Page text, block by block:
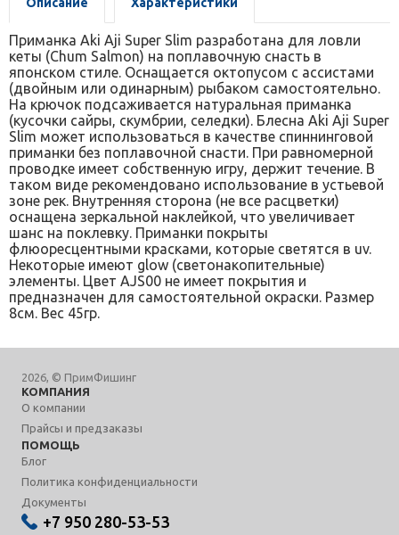
Описание Характеристики
Приманка Aki Aji Super Slim разработана для ловли
кеты (Chum Salmon) на поплавочную снасть в
японском стиле. Оснащается октопусом с ассистами
(двойным или одинарным) рыбаком самостоятельно.
На крючок подсаживается натуральная приманка
(кусочки сайры, скумбрии, селедки). Блесна Aki Aji Super
Slim может использоваться в качестве спиннинговой
приманки без поплавочной снасти. При равномерной
проводке имеет собственную игру, держит течение. В
таком виде рекомендовано использование в устьевой
зоне рек. Внутренняя сторона (не все расцветки)
оснащена зеркальной наклейкой, что увеличивает
шанс на поклевку. Приманки покрыты
флюоресцентными красками, которые светятся в uv.
Некоторые имеют glow (светонакопительные)
элементы. Цвет AJS00 не имеет покрытия и
предназначен для самостоятельной окраски. Размер
8см. Вес 45гр.
2026, © ПримФишинг
КОМПАНИЯ
О компании
Прайсы и предзаказы
ПОМОЩЬ
Блог
Политика конфиденциальности
Документы
+7 950 280-53-53